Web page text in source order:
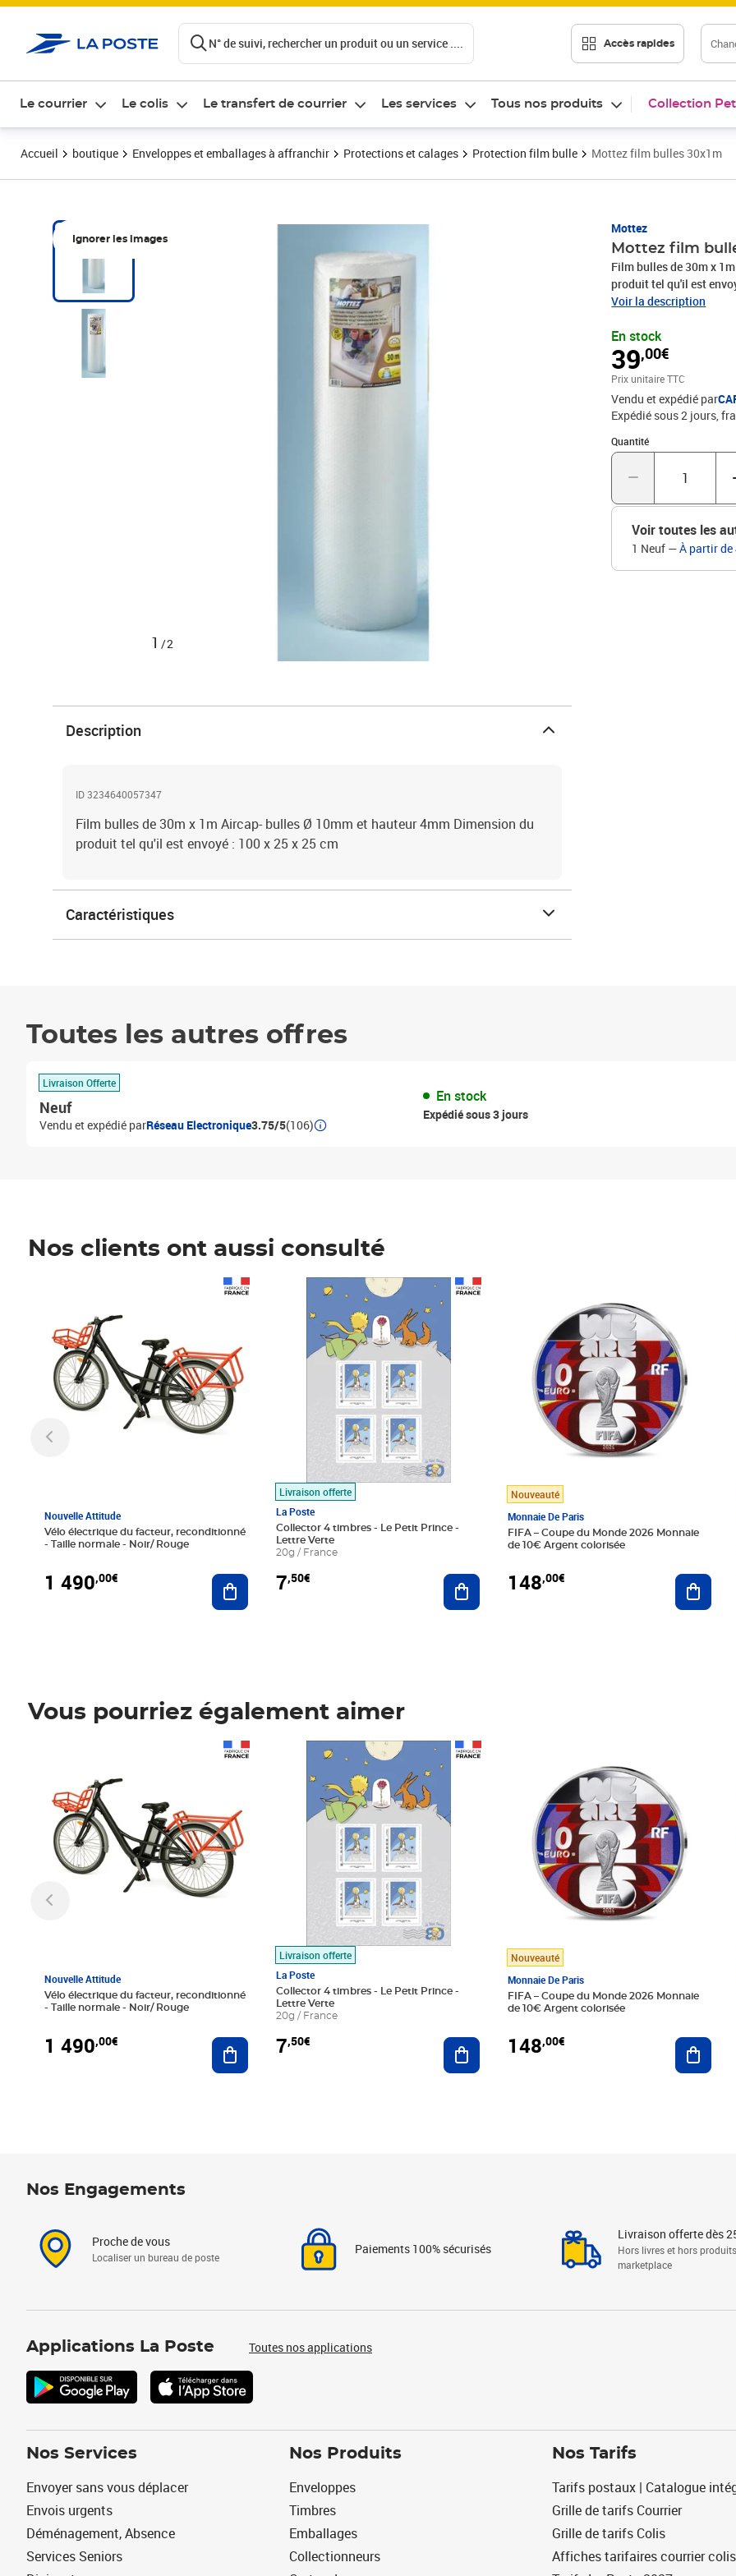
N° de suivi, rechercher un produit ou un service .... Accès rapides
Le courrier Le colis Le transfert de courrier Les services Tous nos produits Collection
Accueil boutique Enveloppes et emballages à affranchir Protections et calages Protection film bulle Mottez film bulles 30x1m
Ignorer les images
1 /2
Mottez
Mottez film
Film bulles de 30m x 1m Aircap- bulles Ø 10mm et hauteur 4mm Dimension
produit tel qu'il est
Voir la description
En stock
39,00€
Prix 39,00€
Prix unitaire TTC
Vendu et expédié par
Expédié sous 2 jours,
Quantité
Quantité : 1
Voir toutes les
1 Neuf —À partir de
Description
ID 3234640057347
Film bulles de 30m x 1m Aircap- bulles Ø 10mm et hauteur 4mm Dimension du
produit tel qu'il est envoyé : 100 x 25 x 25 cm
Caractéristiques
Toutes les autres offres
Livraison Offerte
Neuf
Vendu et expédié parRéseau Electronique3.75/5(106)
En stock
Expédié sous 3 jours
Nos clients ont aussi consulté
Nouvelle Attitude
Vélo électrique du facteur, reconditionné
- Taille normale - Noir/ Rouge
1 490,00€ Ajouter au panier
Livraison offerte
La Poste
Collector 4 timbres - Le Petit Prince -
Lettre Verte
20g / France
7,50€
Prix 7,50€
Ajouter au panier
Nouveauté
Monnaie De Paris
FIFA – Coupe du Monde 2026 Monnaie
de 10€ Argent colorisée
148,00€
Vous pourriez également aimer
Nouvelle Attitude
Vélo électrique du facteur, reconditionné
- Taille normale - Noir/ Rouge
1 490,00€ Ajouter au panier
Livraison offerte
La Poste
Collector 4 timbres - Le Petit Prince -
Lettre Verte
20g / France
7,50€
Prix 7,50€
Ajouter au panier
Nouveauté
Monnaie De Paris
FIFA – Coupe du Monde 2026 Monnaie
de 10€ Argent colorisée
148,00€
Nos Engagements
Proche de vous
Localiser un bureau de poste
Paiements 100% sécurisés
Livraison offerte dès
Hors livres et hors produits
marketplace
Applications La Poste Toutes nos applications
Nos Services
Envoyer sans vous déplacer
Envois urgents
Déménagement, Absence
Services Seniors
Nos Produits
Enveloppes
Timbres
Emballages
Collectionneurs
Nos Tarifs
Tarifs postaux | Catalogue
Grille de tarifs Courrier
Grille de tarifs Colis
Affiches tarifaires courrier colis